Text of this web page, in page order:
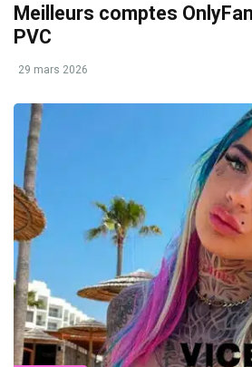
Meilleurs comptes
PVC
29 mars 2026